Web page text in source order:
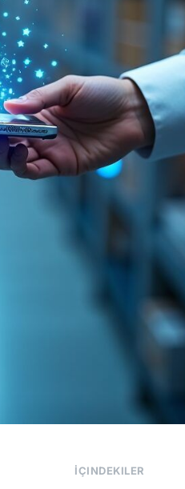
İÇINDEKILER